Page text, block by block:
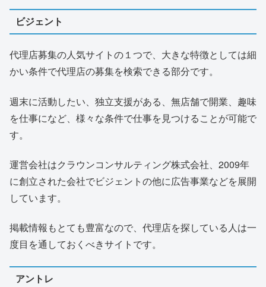
ビジェント
代理店募集の人気サイトの１つで、大きな特徴としては細
かい条件で代理店の募集を検索できる部分です。
週末に活動したい、独立支援がある、無店舗で開業、趣味
を仕事になど、様々な条件で仕事を見つけることが可能で
す。
運営会社はクラウンコンサルティング株式会社、2009年
に創立された会社でビジェントの他に広告事業などを展開
しています。
掲載情報もとても豊富なので、代理店を探している人は一
度目を通しておくべきサイトです。
アントレ